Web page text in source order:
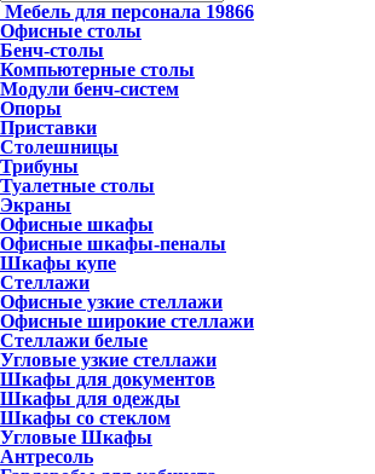
Мебель для персонала 19866
Офисные столы
Бенч-столы
Компьютерные столы
Модули бенч-систем
Опоры
Приставки
Столешницы
Трибуны
Туалетные столы
Экраны
Офисные шкафы
Офисные шкафы-пеналы
Шкафы купе
Стеллажи
Офисные узкие стеллажи
Офисные широкие стеллажи
Стеллажи белые
Угловые узкие стеллажи
Шкафы для документов
Шкафы для одежды
Шкафы со стеклом
Угловые Шкафы
Антресоль